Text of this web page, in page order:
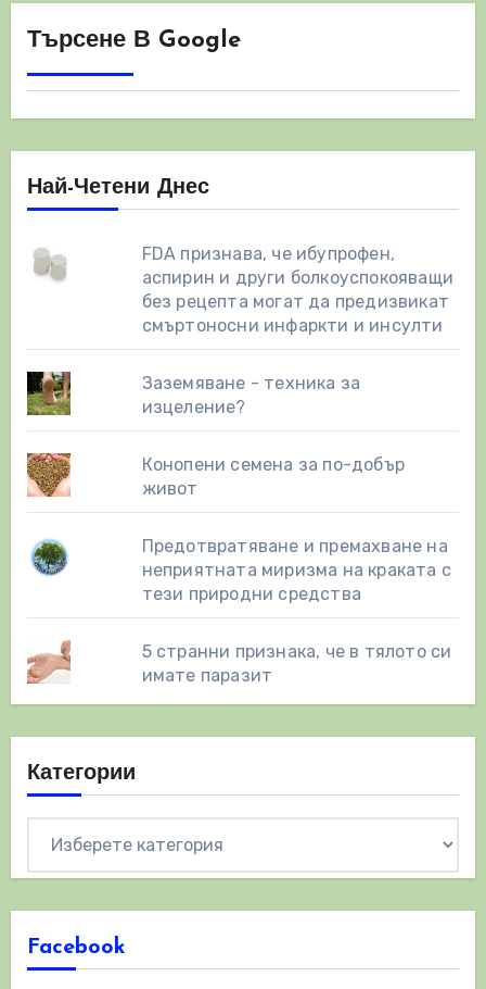
Търсене В Google
Най-Четени Днес
FDA признава, че ибупрофен,
аспирин и други болкоуспокояващи
без рецепта могат да предизвикат
смъртоносни инфаркти и инсулти
Заземяване - техника за
изцеление?
Конопени семена за по-добър
живот
Предотвратяване и премахване на
неприятната миризма на краката с
тези природни средства
5 странни признака, че в тялото си
имате паразит
Категории
Facebook